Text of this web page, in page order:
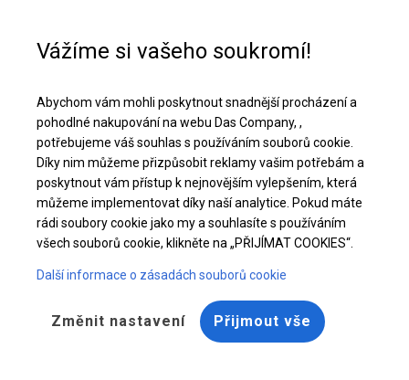
Stáhněte si nabídku PDF
Vážíme si vašeho soukromí!
Abychom vám mohli poskytnout snadnější procházení a
pohodlné nakupování na webu Das Company, ,
potřebujeme váš souhlas s používáním souborů cookie.
Díky nim můžeme přizpůsobit reklamy vašim potřebám a
poskytnout vám přístup k nejnovějším vylepšením, která
můžeme implementovat díky naší analytice. Pokud máte
rádi soubory cookie jako my a souhlasíte s používáním
všech souborů cookie, klikněte na „PŘIJÍMAT COOKIES“.
Další informace o zásadách souborů cookie
Změnit nastavení Přijmout vše